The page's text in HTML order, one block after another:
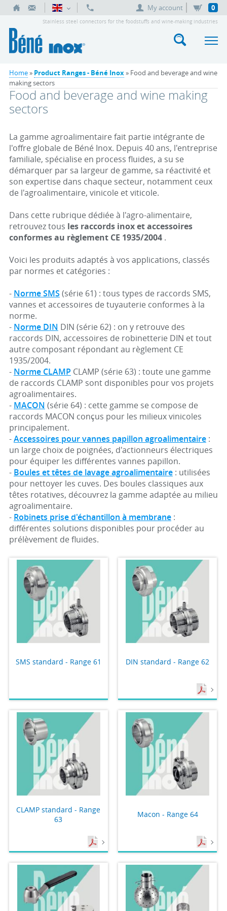
My account 0
Stainless steel connectors for the foodstuffs and wine-making industries
Home» Product Ranges - Béné Inox» Food and beverage and wine
making sectors
Food and beverage and wine making
sectors
La gamme agroalimentaire fait partie intégrante de
l'offre globale de Béné Inox. Depuis 40 ans, l'entreprise
familiale, spécialise en process fluides, a su se
démarquer par sa largeur de gamme, sa réactivité et
son expertise dans chaque secteur, notamment ceux
de l'agroalimentaire, vinicole et viticole.
Dans cette rubrique dédiée à l'agro-alimentaire,
retrouvez tous les raccords inox et accessoires
conformes au règlement CE 1935/2004.
Voici les produits adaptés à vos applications, classés
par normes et catégories :
- Norme SMS (série 61) : tous types de raccords SMS,
vannes et accessoires de tuyauterie conformes à la
norme.
- Norme DIN DIN (série 62) : on y retrouve des
raccords DIN, accessoires de robinetterie DIN et tout
autre composant répondant au règlement CE
1935/2004.
- Norme CLAMP CLAMP (série 63) : toute une gamme
de raccords CLAMP sont disponibles pour vos projets
agroalimentaires.
- MACON (série 64) : cette gamme se compose de
raccords MACON conçus pour les milieux vinicoles
principalement.
-Accessoires pour vannes papillon agroalimentaire:
un large choix de poignées, d'actionneurs électriques
pour équiper les différentes vannes papillon.
- Boules et têtes de lavage agroalimentaire: utilisées
pour nettoyer les cuves. Des boules classiques aux
têtes rotatives, découvrez la gamme adaptée au milieu
agroalimentaire.
- Robinets prise d'échantillon à membrane:
différentes solutions disponibles pour procéder au
prélèvement de fluides.
SMS standard - Range 61 DIN standard - Range 62
CLAMP standard - Range
63
Macon - Range 64